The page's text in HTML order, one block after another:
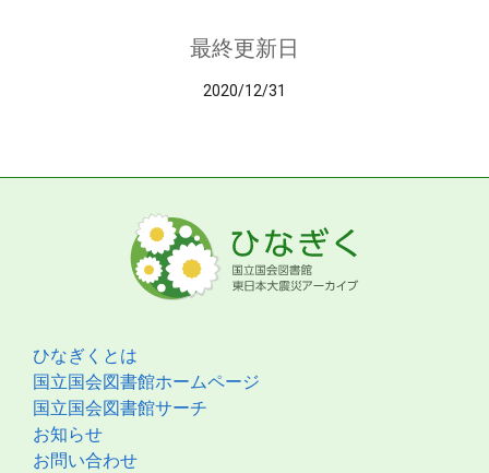
最終更新日
2020/12/31
ひなぎくとは
国立国会図書館ホームページ
国立国会図書館サーチ
お知らせ
お問い合わせ